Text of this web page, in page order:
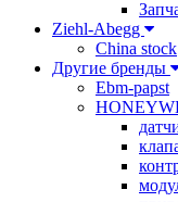
Ziehl-Abegg
China stock
Другие бренды
Ebm-papst